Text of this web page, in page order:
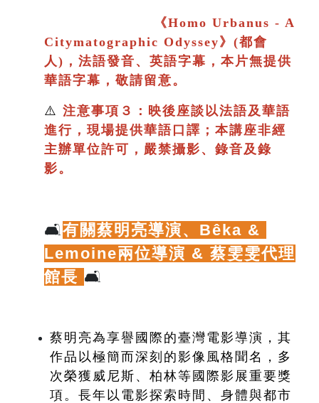
《Homo Urbanus - A
Citymatographic Odyssey》(都會
人)，法語發音、英語字幕，本片無提供
華語字幕，敬請留意。
⚠️ 注意事項３：映後座談以法語及華語
進行 ，現場提供華語口譯； 本講座非經
主辦單位許可，嚴禁攝影、錄音及錄
影。
🛋️有關蔡明亮導演、 Bêka &
Lemoine兩位導演 & 蔡雯雯代理
館長 🛋️
蔡明亮為享譽國際的臺灣電影導演，其
作品以極簡而深刻的影像風格聞名，多
次榮獲威尼斯、柏林等國際影展重要獎
項。長年以電影探索時間、身體與都市